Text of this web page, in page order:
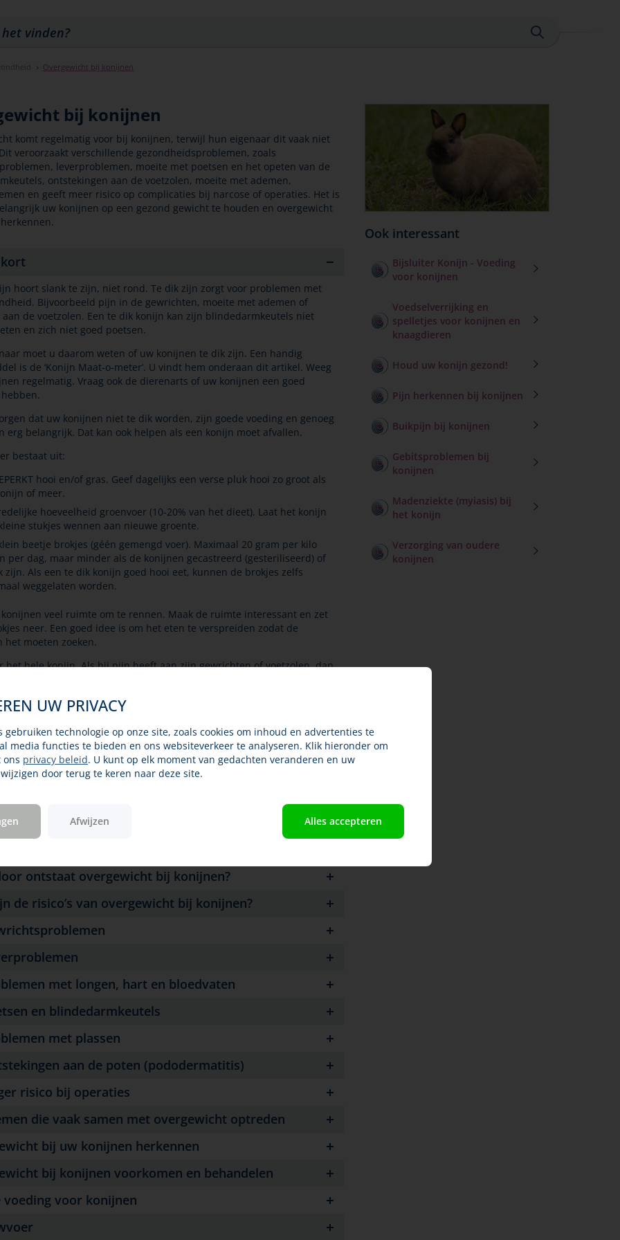
Overgewicht bij konijnen
bij konijnen
komt regelmatig voor bij konijnen, terwijl hun eigenaar dit vaak niet
veroorzaakt verschillende gezondheidsproblemen, zoals
leverproblemen, moeite met poetsen en het opeten van de
ontstekingen aan de voetzolen, moeite met ademen,
en geeft meer risico op complicaties bij narcose of operaties. Het is
uw konijnen op een gezond gewicht te houden en overgewicht
hoort slank te zijn, niet rond. Te dik zijn zorgt voor problemen met
Bijvoorbeeld pijn in de gewrichten, moeite met ademen of
de voetzolen. Een te dik konijn kan zijn blindedarmkeutels niet
en zich niet goed poetsen.
moet u daarom weten of uw konijnen te dik zijn. Een handig
is de ‘Konijn Maat-o-meter’. U vindt hem onderaan dit artikel. Weeg
regelmatig. Vraag ook de dierenarts of uw konijnen een goed
dat uw konijnen niet te dik worden, zijn goede voeding en genoeg
erg belangrijk. Dat kan ook helpen als een konijn moet afvallen.
bestaat uit:
hooi en/of gras. Geef dagelijks een verse pluk hooi zo groot als
of meer.
hoeveelheid groenvoer (10-20% van het dieet). Laat het konijn
stukjes wennen aan nieuwe groente.
beetje brokjes (géén gemengd voer). Maximaal 20 gram per kilo
per dag, maar minder als de konijnen gecastreerd (gesteriliseerd) of
zijn. Als een te dik konijn goed hooi eet, kunnen de brokjes zelfs
weggelaten worden.
konijnen veel ruimte om te rennen. Maak de ruimte interessant en zet
neer. Een goed idee is om het eten te verspreiden zodat de
het moeten zoeken.
het hele konijn. Als hij pijn heeft aan zijn gewrichten of voetzolen, dan
eten. Dan moet zijn gebit behandeld worden. Bespreek met uw
konijn moet altijd blijven eten. Niet eten kan gevaarlijk zijn, zeker
een konijn te dik is! Wil een konijn geen hooi eten, haal dan niet
brokjes weg. Overleg met de dierenarts hoe u het afvallen het beste
overgewicht?
ontstaat overgewicht bij konijnen?
de risico’s van overgewicht bij konijnen?
met longen, hart en bloedvaten
en blindedarmkeutels
met plassen
aan de poten (pododermatitis)
risico bij operaties
die vaak samen met overgewicht optreden
bij uw konijnen herkennen
bij konijnen voorkomen en behandelen
voeding voor konijnen
Ook interessant
Bijsluiter Konijn - Voeding
voor konijnen
Voedselverrijking en
spelletjes voor konijnen en
knaagdieren
Houd uw konijn gezond!
Pijn herkennen bij konijnen
Buikpijn bij konijnen
Gebitsproblemen bij
konijnen
Madenziekte (myiasis) bij
het konijn
Verzorging van oudere
konijnen
UW PRIVACY
gebruiken technologie op onze site, zoals cookies om inhoud en advertenties te
media functies te bieden en ons websiteverkeer te analyseren. Klik hieronder om
ons privacy beleid. U kunt op elk moment van gedachten veranderen en uw
door terug te keren naar deze site.
Alles accepteren
Afwijzen